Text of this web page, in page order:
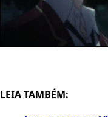
LEIA TAMBÉM: